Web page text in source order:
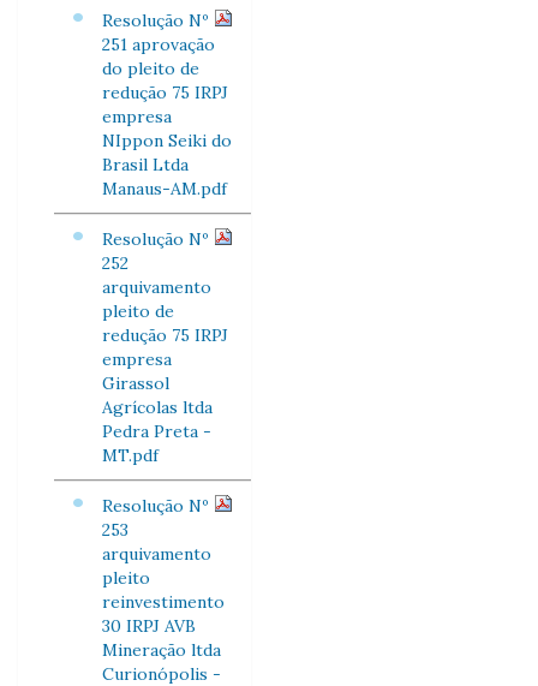
Resolução Nº
251 aprovação
do pleito de
redução 75 IRPJ
empresa
NIppon Seiki do
Brasil Ltda
Manaus-AM.pdf
Resolução Nº
252
arquivamento
pleito de
redução 75 IRPJ
empresa
Girassol
Agrícolas ltda
Pedra Preta -
MT.pdf
Resolução Nº
253
arquivamento
pleito
reinvestimento
30 IRPJ AVB
Mineração ltda
Curionópolis -